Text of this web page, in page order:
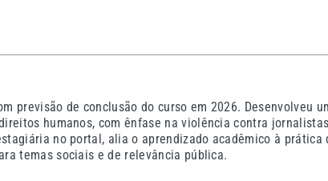
previsão de conclusão do curso em 2026. Desenvolveu
humanos, com ênfase na violência contra
no portal, alia o aprendizado acadêmico à
temas sociais e de relevância pública.